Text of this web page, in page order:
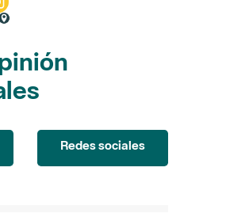
Redes sociales